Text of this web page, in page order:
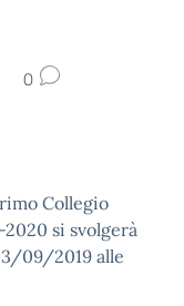
0
Collegio
si svolgerà
09/2019 alle